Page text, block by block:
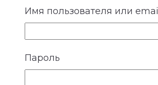
Имя пользователя или email
Пароль